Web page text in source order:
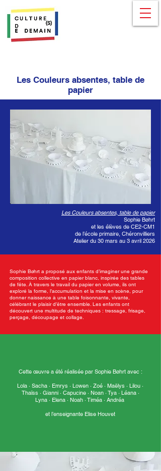
Les Couleurs absentes, table de
papier
Les Couleurs absentes, table de papier
Sophie Bøhrt
et les élèves de CE2-CM1
de l’école primaire, Chéronvilliers
Atelier du 30 mars au 3 avril 2026
Sophie Bøhrt a proposé aux enfants d’imaginer une grande
composition collective en papier blanc, inspirée des tables
de fête. À travers le travail du papier en volume, ils ont
exploré la forme, l’accumulation et la mise en scène, pour
donner naissance à une table foisonnante, vivante,
célébrant le plaisir d’être ensemble. Les enfants ont
découvert une multitude de techniques : tressage, frisage,
perçage, découpage et collage.
Cette œuvre a été réalisée par Sophie Bøhrt avec :
Lola · Sacha · Emrys · Lowen · Zoé · Maëlys · Lilou ·
Thaïss · Gianni · Capucine · Noan · Tya · Léana ·
Lyna · Elena · Noah · Timéa · Andréa
et l’enseignante Elise Houvet